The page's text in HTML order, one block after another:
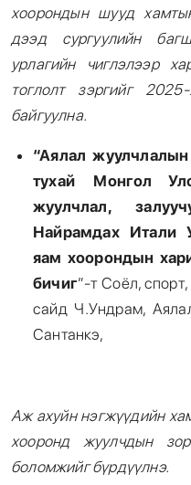
хоорондын шууд
дээд сургуулийн
урлагийн чиглэлээр
тоглолт зэргийг
байгуулна.
“Аялал
тухай Монгол
жуулчлал,
Найрамдах Итали
яам хоорондын
бичиг”-т Соёл,
сайд Ч.Ундрам,
Сантанкэ,
Аж ахуйн нэгжүүдийн
хооронд жуулчдын
боломжийг бүрдүүлнэ.